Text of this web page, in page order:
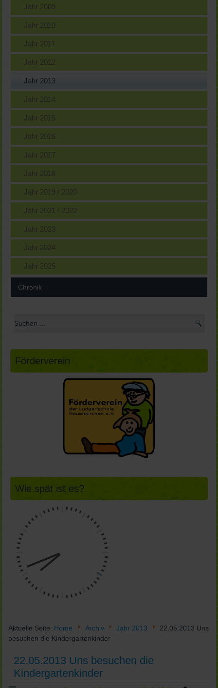
Jahr 2009
Jahr 2010
Jahr 2011
Jahr 2012
Jahr 2013
Jahr 2014
Jahr 2015
Jahr 2016
Jahr 2017
Jahr 2018
Jahr 2019 / 2020
Jahr 2021 / 2022
Jahr 2023
Jahr 2024
Jahr 2025
Chronik
Förderverein
Wie spät ist es?
Aktuelle Seite: Home Archiv Jahr 2013
22.05.2013 Uns
besuchen die Kindergartenkinder
22.05.2013 Uns besuchen die
Kindergartenkinder